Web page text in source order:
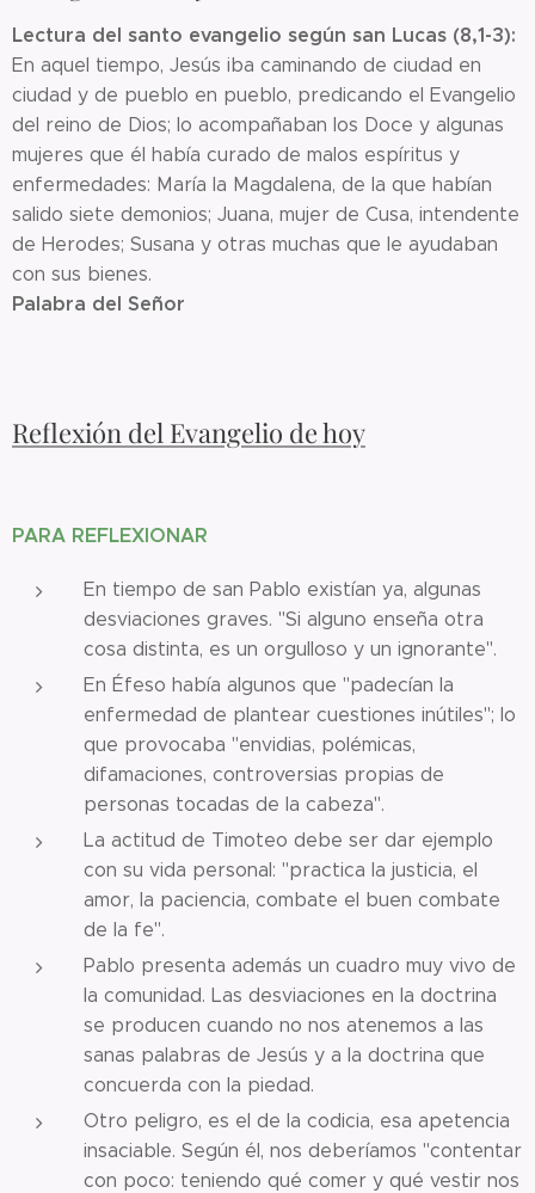
Lectura del santo evangelio según san Lucas (8,1-3):
En aquel tiempo, Jesús iba caminando de ciudad en
ciudad y de pueblo en pueblo, predicando el Evangelio
del reino de Dios; lo acompañaban los Doce y algunas
mujeres que él había curado de malos espíritus y
enfermedades: María la Magdalena, de la que habían
salido siete demonios; Juana, mujer de Cusa, intendente
de Herodes; Susana y otras muchas que le ayudaban
con sus bienes.
Palabra del Señor
Reflexión del Evangelio de hoy
PARA REFLEXIONAR
En tiempo de san Pablo existían ya, algunas
desviaciones graves. "Si alguno enseña otra
cosa distinta, es un orgulloso y un ignorante".
En Éfeso había algunos que "padecían la
enfermedad de plantear cuestiones inútiles"; lo
que provocaba "envidias, polémicas,
difamaciones, controversias propias de
personas tocadas de la cabeza".
La actitud de Timoteo debe ser dar ejemplo
con su vida personal: "practica la justicia, el
amor, la paciencia, combate el buen combate
de la fe".
Pablo presenta además un cuadro muy vivo de
la comunidad. Las desviaciones en la doctrina
se producen cuando no nos atenemos a las
sanas palabras de Jesús y a la doctrina que
concuerda con la piedad.
Otro peligro, es el de la codicia, esa apetencia
insaciable. Según él, nos deberíamos "contentar
con poco: teniendo qué comer y qué vestir nos